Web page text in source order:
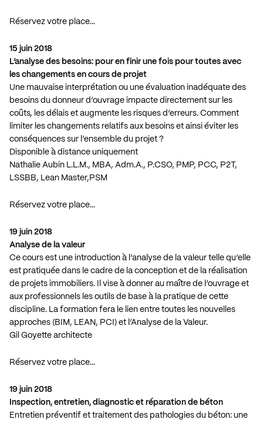
Réservez votre place…
15 juin 2018
L’analyse des besoins: pour en finir une fois pour toutes avec
les changements en cours de projet
Une mauvaise interprétation ou une évaluation inadéquate des
besoins du donneur d’ouvrage impacte directement sur les
coûts, les délais et augmente les risques d’erreurs. Comment
limiter les changements relatifs aux besoins et ainsi éviter les
conséquences sur l’ensemble du projet ?
Disponible à distance uniquement
Nathalie Aubin L.L.M., MBA, Adm.A., P.CSO, PMP, PCC, P2T,
LSSBB, Lean Master,PSM
Réservez votre place…
19 juin 2018
Analyse de la valeur
Ce cours est une introduction à l’analyse de la valeur telle qu’elle
est pratiquée dans le cadre de la conception et de la réalisation
de projets immobiliers. Il vise à donner au maître de l’ouvrage et
aux professionnels les outils de base à la pratique de cette
discipline. La formation fera le lien entre toutes les nouvelles
approches (BIM, LEAN, PCI) et l’Analyse de la Valeur.
Gil Goyette architecte
Réservez votre place…
19 juin 2018
Inspection, entretien, diagnostic et réparation de béton
Entretien préventif et traitement des pathologies du béton: une